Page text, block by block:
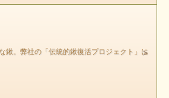
鍬。弊社の「伝統的鍬復活プロジェクト」に